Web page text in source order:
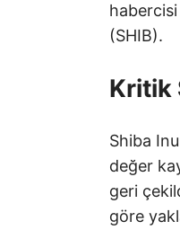
(SHIB).
Kritik
Shiba
değer
geri
göre